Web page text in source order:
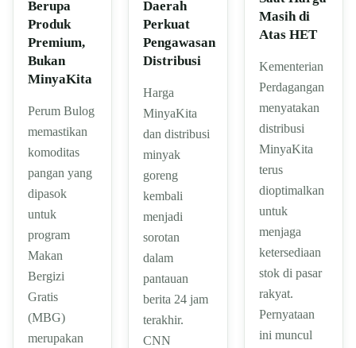
Berupa
Produk
Premium,
Bukan
MinyaKita
Perum Bulog
memastikan
komoditas
pangan yang
dipasok
untuk
program
Makan
Bergizi
Gratis
(MBG)
merupakan
Daerah
Perkuat
Pengawasan
Distribusi
Harga
MinyaKita
dan distribusi
minyak
goreng
kembali
menjadi
sorotan
dalam
pantauan
berita 24 jam
terakhir.
CNN
Masih di
Atas HET
Kementerian
Perdagangan
menyatakan
distribusi
MinyaKita
terus
dioptimalkan
untuk
menjaga
ketersediaan
stok di pasar
rakyat.
Pernyataan
ini muncul